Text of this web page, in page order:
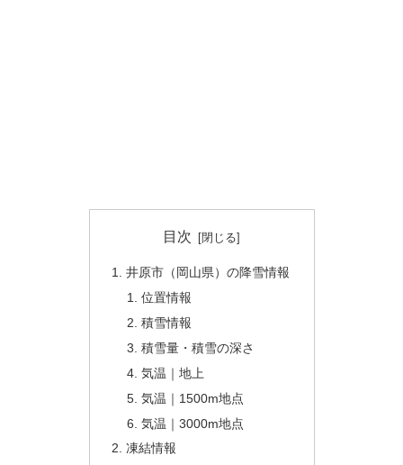
目次
井原市（岡山県）の降雪情報
位置情報
積雪情報
積雪量・積雪の深さ
気温｜地上
気温｜1500m地点
気温｜3000m地点
凍結情報